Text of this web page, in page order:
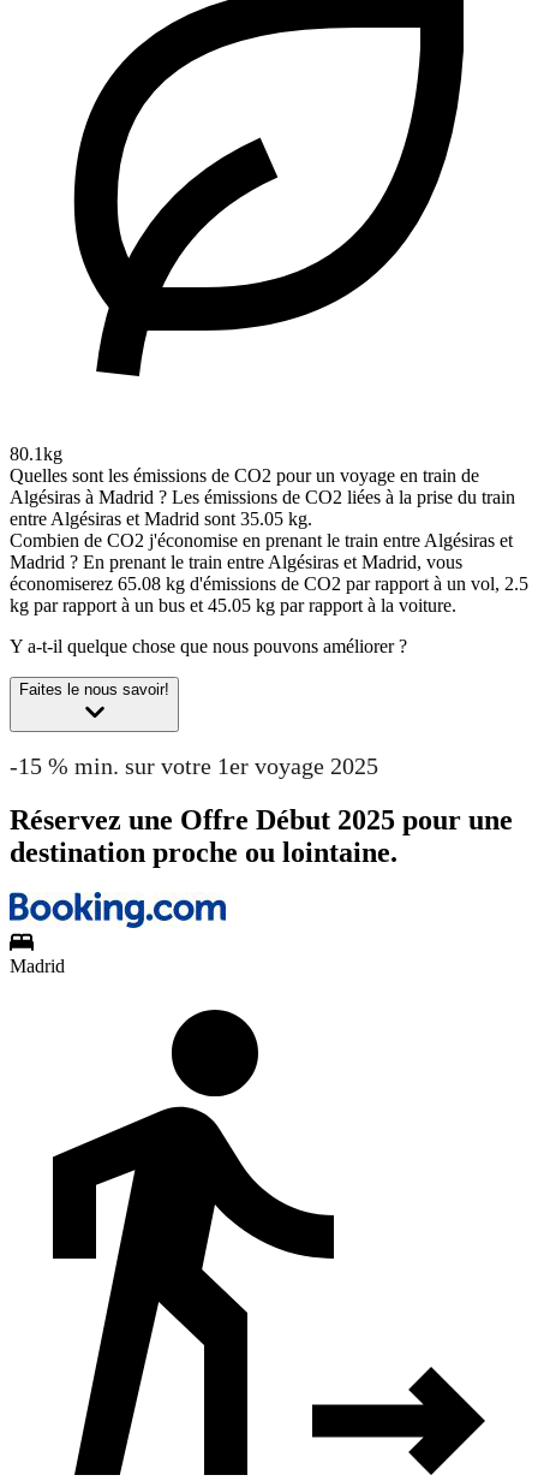
80.1kg
Quelles sont les émissions de CO2 pour un voyage en train de
Algésiras à Madrid ? Les émissions de CO2 liées à la prise du train
entre Algésiras et Madrid sont 35.05 kg.
Combien de CO2 j'économise en prenant le train entre Algésiras et
Madrid ? En prenant le train entre Algésiras et Madrid, vous
économiserez 65.08 kg d'émissions de CO2 par rapport à un vol, 2.5
kg par rapport à un bus et 45.05 kg par rapport à la voiture.
Y a-t-il quelque chose que nous pouvons améliorer ?
Faites le nous savoir!
-15 % min. sur votre 1er voyage 2025
Réservez une Offre Début 2025 pour une
destination proche ou lointaine.
Madrid